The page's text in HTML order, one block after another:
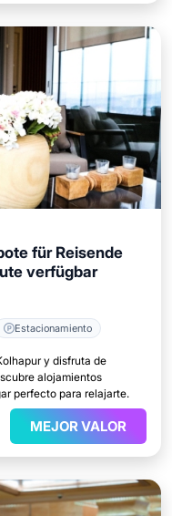
für Reisende
verfügbar
Estacionamiento
y disfruta de
alojamientos
perfecto para relajarte.
MEJOR VALOR